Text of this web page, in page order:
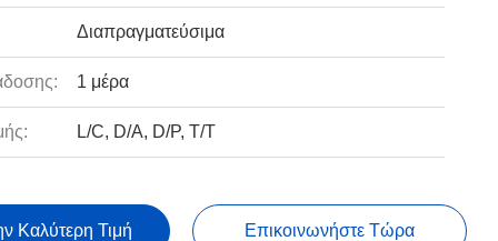
Διαπραγματεύσιμα
1 μέρα
L/C, D/A, D/P, T/T
Καλύτερη Τιμή Επικοινωνήστε Τώρα